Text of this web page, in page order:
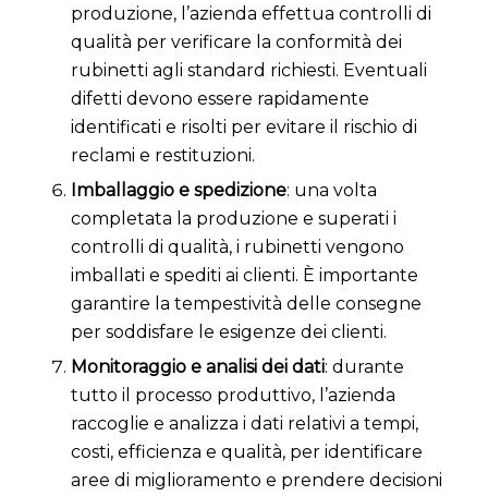
produzione, l’azienda effettua controlli di
qualità per verificare la conformità dei
rubinetti agli standard richiesti. Eventuali
difetti devono essere rapidamente
identificati e risolti per evitare il rischio di
reclami e restituzioni.
Imballaggio e spedizione: una volta
completata la produzione e superati i
controlli di qualità, i rubinetti vengono
imballati e spediti ai clienti. È importante
garantire la tempestività delle consegne
per soddisfare le esigenze dei clienti.
Monitoraggio e analisi dei dati: durante
tutto il processo produttivo, l’azienda
raccoglie e analizza i dati relativi a tempi,
costi, efficienza e qualità, per identificare
aree di miglioramento e prendere decisioni